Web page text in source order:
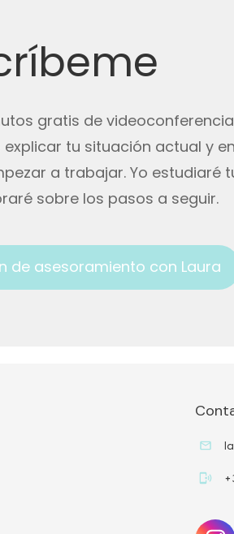
gratis de videoconferencia
tu situación actual y
a trabajar. Yo estudiaré
sobre los pasos a seguir.
de asesoramiento con Laura